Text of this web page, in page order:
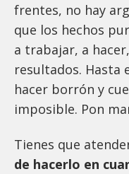
frentes, no hay
que los hechos
a trabajar, a
resultados. Hasta
hacer borrón y
imposible. Pon
Tienes que
de hacerlo en